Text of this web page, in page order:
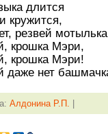
длится
кружится,
резвей
крошка Мэри,
крошка Мэри!
даже нет
Алдонина Р.П.